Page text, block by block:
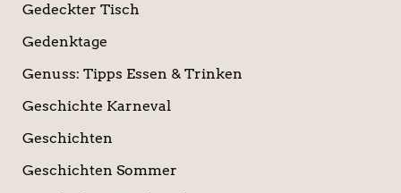
Gedeckter Tisch
Gedenktage
Genuss: Tipps Essen & Trinken
Geschichte Karneval
Geschichten
Geschichten Sommer